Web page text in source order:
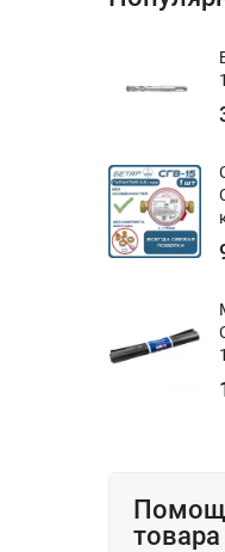
товара